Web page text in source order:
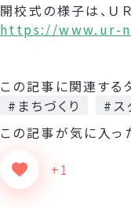
開校式の様子は、Ｕ
https://www.ur-
この記事に関連する
#まちづくり
#ス
この記事が気に入っ
+1